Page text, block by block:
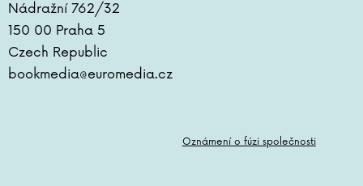
Nádražní 762/32
150 00 Praha 5
Czech Republic
bookmedia@euromedia.cz
Oznámení o fúzi společnosti